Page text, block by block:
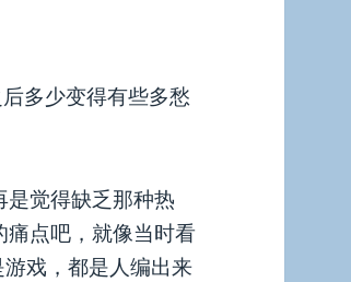
多少变得有些多愁
觉得缺乏那种热
痛点吧，就像当时看
戏，都是人编出来